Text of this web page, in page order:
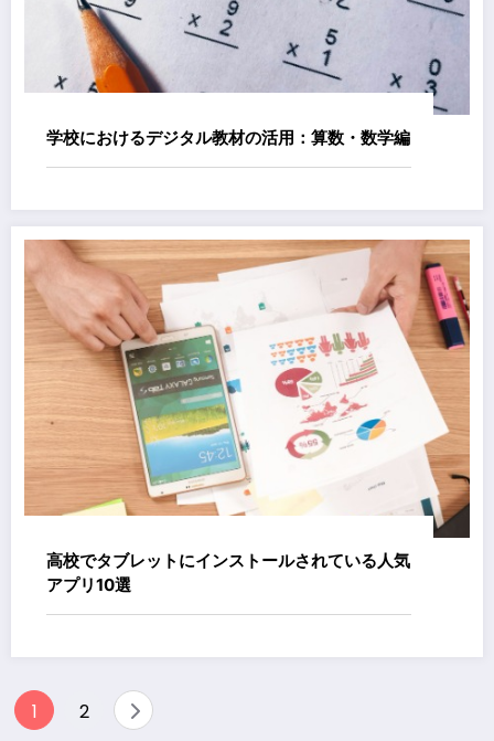
学校におけるデジタル教材の活用：算数・数学編
高校でタブレットにインストールされている人気
アプリ10選
投1 2